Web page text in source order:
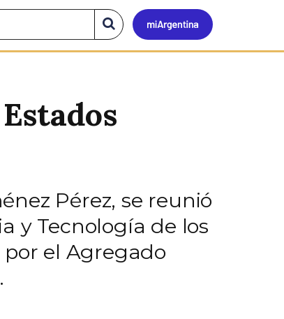
Mi
Buscar
en
el
Pérez, se reunió
y Tecnología de los
el Agregado